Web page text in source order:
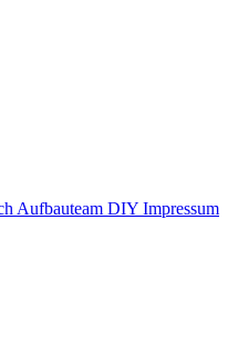
Aufbauteam DIY Impressum